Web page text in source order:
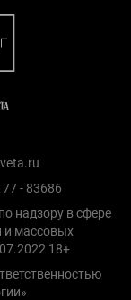
- 83686
надзору в сфере
и массовых
18+